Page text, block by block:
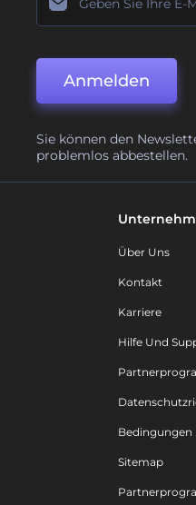
Anmelden
Sie können den
problemlos abbestellen.
Über Uns
Kontakt
Karriere
Hilfe Und
Sitemap